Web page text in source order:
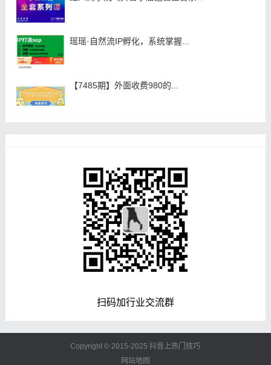
瑶瑶·自然流IP孵化，系统掌握...
【7485期】外面收费980的...
扫码加行业交流群
Copyright © 2015-2025抖音上热门技巧
网站地图